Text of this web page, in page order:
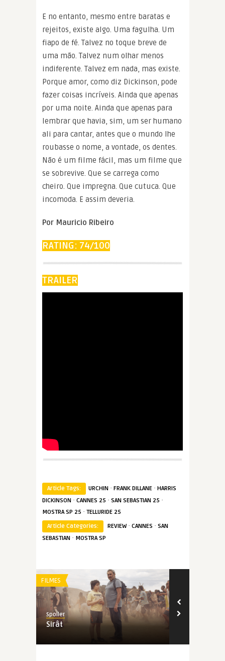
E no entanto, mesmo entre baratas e
rejeitos, existe algo. Uma fagulha. Um
fiapo de fé. Talvez no toque breve de
uma mão. Talvez num olhar menos
indiferente. Talvez em nada, mas existe.
Porque amor, como diz Dickinson, pode
fazer coisas incríveis. Ainda que apenas
por uma noite. Ainda que apenas para
lembrar que havia, sim, um ser humano
ali para cantar, antes que o mundo lhe
roubasse o nome, a vontade, os dentes.
Não é um filme fácil, mas um filme que
se sobrevive. Que se carrega como
cheiro. Que impregna. Que cutuca. Que
incomoda. E assim deveria.
Por Mauricio Ribeiro
RATING: 74/100
TRAILER
Article Tags: URCHIN · FRANK DILLANE · HARRIS
DICKINSON · CANNES 25 · SAN SEBASTIAN 25 ·
MOSTRA SP 25 · TELLURIDE 25
Article Categories:
REVIEW· CANNES · SAN
SEBASTIAN · MOSTRA SP
FILMES
Spoiler
Sirât